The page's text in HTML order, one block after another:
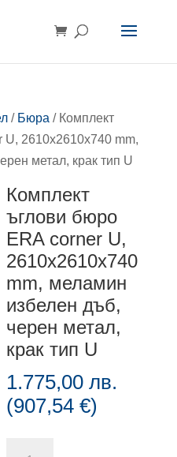
/ Бюра / Комплект
2610x2610x740 mm,
метал, крак тип U
Комплект
ъглови бюрo
ERA corner U,
2610x2610x740
mm, меламин
избелен дъб,
черен метал,
крак тип U
1.775,00лв.
(907,54€)